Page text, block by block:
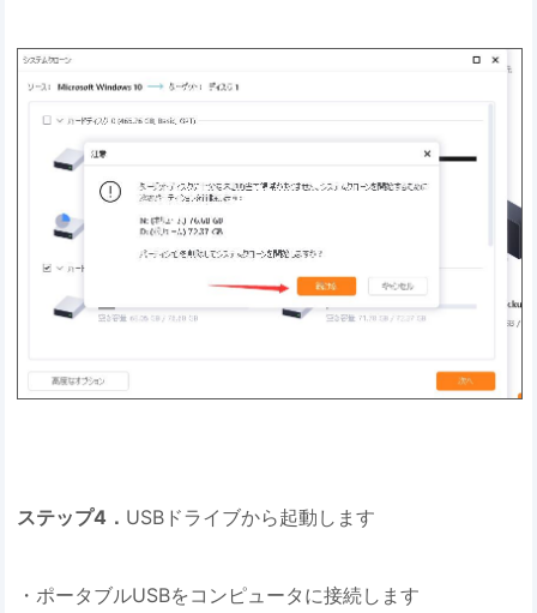
ステップ4． USBドライブから起動します
・ポータブルUSBをコンピュータに接続します